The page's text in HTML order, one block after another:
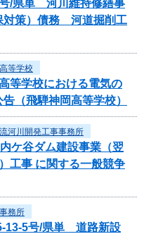
号/県単 河川維持修繕事
対策）債務 河道掘削工
等学校
等学校における電気の
（飛騨神岡高等学校）
河川開発工事事務所
ケ谷ダム建設事業（翌
工事 に関する一般競争
務所
13-5号/県単 道路新設